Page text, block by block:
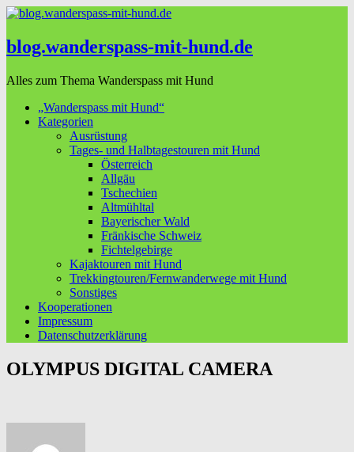
blog.wanderspass-mit-hund.de
Alles zum Thema Wanderspass mit Hund
„Wanderspass mit Hund“
Kategorien
Ausrüstung
Tages- und Halbtagestouren mit Hund
Österreich
Allgäu
Tschechien
Altmühltal
Bayerischer Wald
Fränkische Schweiz
Fichtelgebirge
Kajaktouren mit Hund
Trekkingtouren/Fernwanderwege mit Hund
Sonstiges
Kooperationen
Impressum
Datenschutzerklärung
OLYMPUS DIGITAL CAMERA